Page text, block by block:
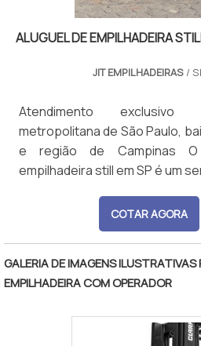
ALUGUEL DE EMPILHADEIRA
JIT EMPILHADEIRAS /
Atendimento
metropolitana de São Paulo,
e região de Campinas
empilhadeira still em SP é um
COTAR AGORA
GALERIA DE IMAGENS ILUSTRATIVAS
EMPILHADEIRA COM OPERADOR